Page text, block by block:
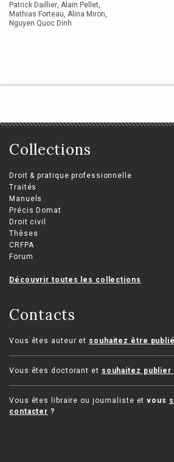
Patrick Daillier Alain Pellet
Mathias Forteau Alina Miron
Nguyen Quoc Dinh
Collections
Droit & pratique professionnelle
Traités
Manuels
Précis Domat
Droit civil
Thèses
CRFPA
Forum
Découvrir toutes les collections
Contacts
Vous êtes auteur et souhaitez être publié
Vous êtes doctorant et souhaitez
Vous êtes libraire ou journaliste etvous
contacter ?